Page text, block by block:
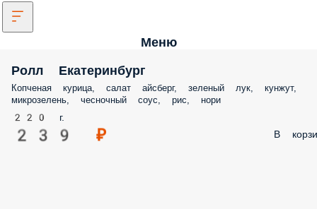
Меню
Ролл Екатеринбург
Копченая курица, салат айсберг, зеленый лук, кунжут,
микрозелень, чесночный соус, рис, нори
220 г.
239 ₽ В